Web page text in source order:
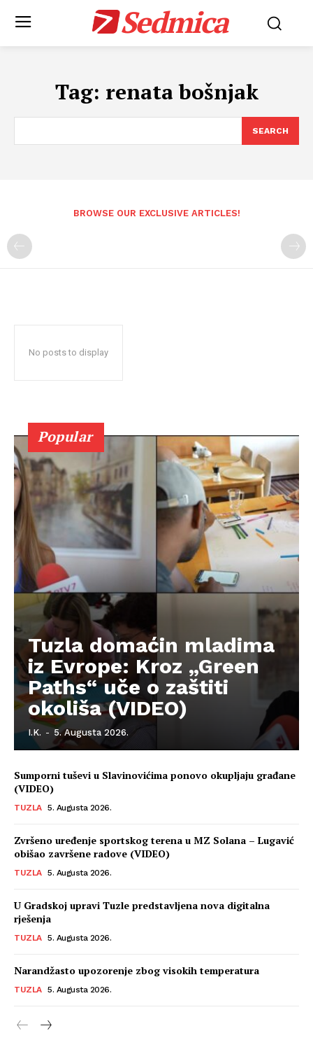
Sedmica
Tag: renata bošnjak
SEARCH
BROWSE OUR EXCLUSIVE ARTICLES!
No posts to display
Popular
Tuzla domaćin mladima
iz Evrope: Kroz „Green
Paths“ uče o zaštiti
okoliša (VIDEO)
I.K. - 5. Augusta 2026.
Sumporni tuševi u Slavinovićima ponovo okupljaju građane
(VIDEO)
TUZLA 5. Augusta 2026.
Zvršeno uređenje sportskog terena u MZ Solana – Lugavić
obišao završene radove (VIDEO)
TUZLA 5. Augusta 2026.
U Gradskoj upravi Tuzle predstavljena nova digitalna
rješenja
TUZLA 5. Augusta 2026.
Narandžasto upozorenje zbog visokih temperatura
TUZLA 5. Augusta 2026.